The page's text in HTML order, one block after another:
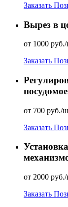
Заказать
Вырез в
от 1000
Заказать
от 700 руб./
Заказать
от 2000
Заказать